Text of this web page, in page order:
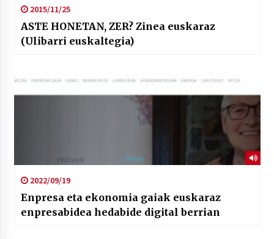
2015/11/25
ASTE HONETAN, ZER? Zinea euskaraz
(Ulibarri euskaltegia)
2022/09/19
Enpresa eta ekonomia gaiak euskaraz
enpresabidea hedabide digital berrian